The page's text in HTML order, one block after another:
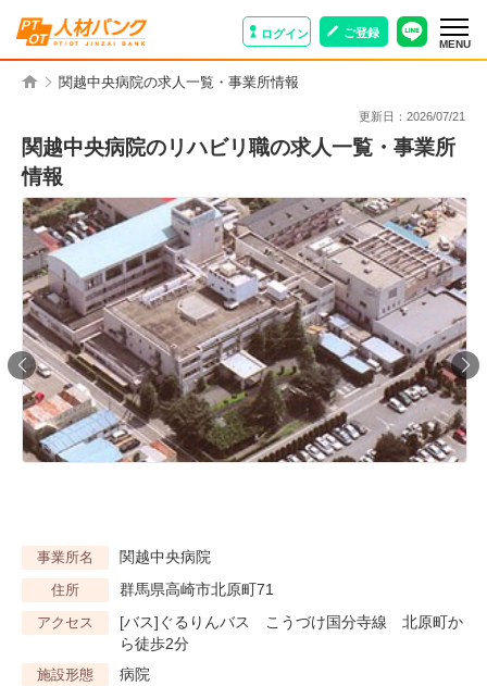
ログイン ご登録
MENU
関越中央病院の求人一覧・事業所情報
更新日： 2026/07/21
関越中央病院のリハビリ職の求人一覧・事業所
情報
事業所名 関越中央病院
住所 群馬県高崎市北原町71
アクセス
[バス]ぐるりんバス こうづけ国分寺線 北原町か
ら徒歩2分
施設形態 病院